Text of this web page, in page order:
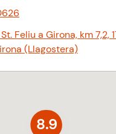
Feliu a Girona, km 7,2,
(Llagostera)
8.9